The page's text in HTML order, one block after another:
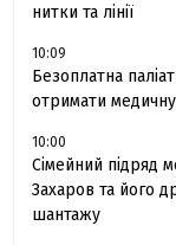
нитки та лінії
10:09
Безоплатна
отримати
10:00
Сімейний підряд
Захаров та його
шантажу